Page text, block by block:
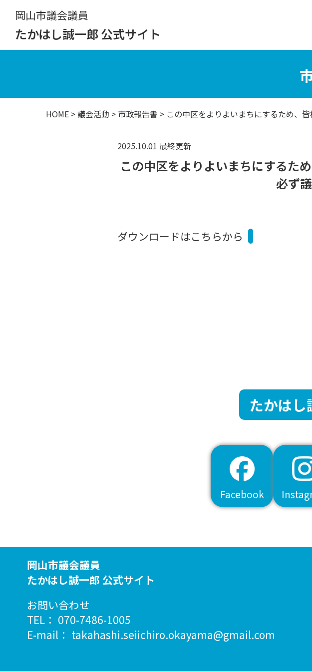
岡山市議会議員
たかはし誠一郎 公式サイト
HOME >議会活動 > 市政報告書 > この中区をよりよいまちにするため、
2025.10.01 最終更新
この中区をよりよいまちにするた
必ず
ダウンロードはこちらから
たかは
Facebook
岡山市議会議員
たかはし誠一郎 公式サイト
お問い合わせ
TEL： 070-7486-1005
E-mail： takahashi.seiichiro.okayama@gmail.com